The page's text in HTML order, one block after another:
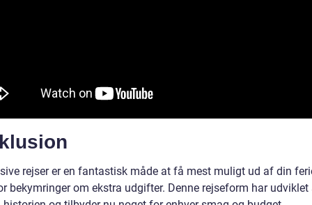
rejser er en fantastisk måde at få mest muligt ud af din
bekymringer om ekstra udgifter. Denne rejseform har udviklet